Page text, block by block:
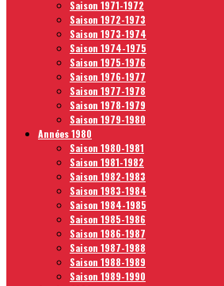
Saison 1971-1972
Saison 1972-1973
Saison 1973-1974
Saison 1974-1975
Saison 1975-1976
Saison 1976-1977
Saison 1977-1978
Saison 1978-1979
Saison 1979-1980
Années 1980
Saison 1980-1981
Saison 1981-1982
Saison 1982-1983
Saison 1983-1984
Saison 1984-1985
Saison 1985-1986
Saison 1986-1987
Saison 1987-1988
Saison 1988-1989
Saison 1989-1990